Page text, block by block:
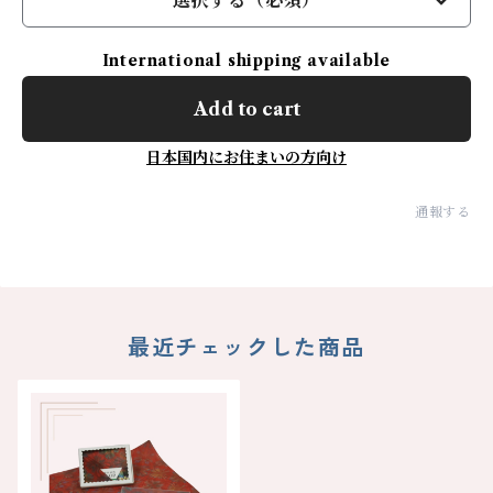
International shipping available
Add to cart
日本国内にお住まいの方向け
通報する
最近チェックした商品